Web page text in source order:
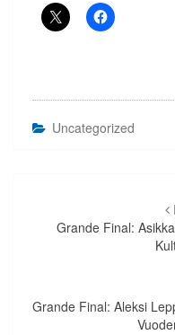
Uncategorized
selaus
Grande Final:
Grande Final: Aleksi